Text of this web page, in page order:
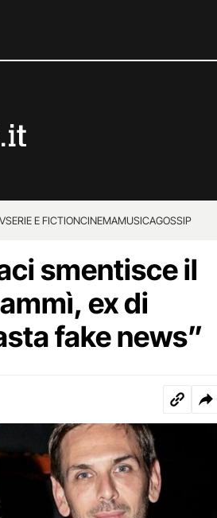
SERIE E FICTIONCINEMAMUSICAGOSSIP
smentisce il
ex di
fake news”